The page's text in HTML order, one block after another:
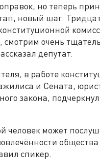
но теперь
новый шаг.
смотрим очень
депутат.
в работе
и Сената,
закона,
человек может
спикер.